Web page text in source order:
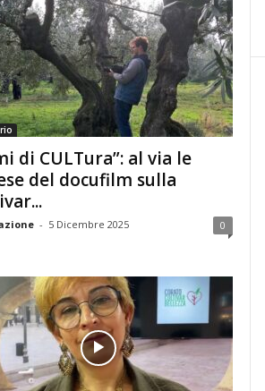
di CULTura”: al via le
del docufilm sulla
- 5 Dicembre 2025 0